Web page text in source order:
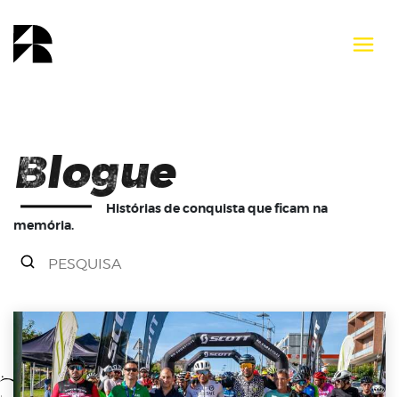
Blogue
Histórias de conquista que ficam na
memória.